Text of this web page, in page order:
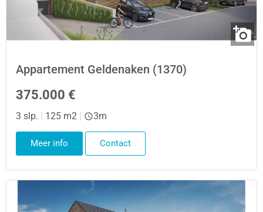
Appartement Geldenaken (1370)
375.000 €
3 slp. | 125 m2 | 3m
Meer info Contact